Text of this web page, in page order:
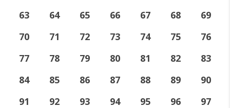
63
64 65 66 67 68
69
70
71 72 73 74 75
76
77
78 79 80 81 82
83
84
85 86 87 88 89
90
91
92 93 94 95 96
97